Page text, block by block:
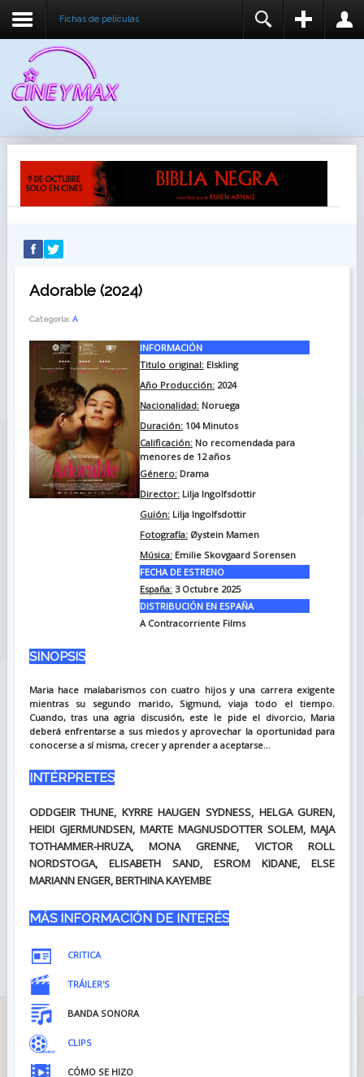
Fichas de peliculas
RECUÉRDEME
IDENTIFICARSE
REGISTER
Adorable (2024)
Categoría: A
INFORMACIÓN
Titulo original:Elskling
Año Producción:2024
Nacionalidad:Noruega
Duración:104 Minutos
Calificación:No recomendada para
menores de 12 años
Género:Drama
Director:Lilja Ingolfsdottir
Guión:Lilja Ingolfsdottir
Fotografía:Øystein Mamen
Música:Emilie Skovgaard Sorensen
FECHA DE ESTRENO
España:3 Octubre 2025
DISTRIBUCIÓN EN ESPAÑA
A Contracorriente Films
SINOPSIS
Maria hace malabarismos con cuatro hijos y una carrera exigente
mientras su segundo marido, Sigmund, viaja todo el tiempo.
Cuando, tras una agria discusión, este le pide el divorcio, Maria
deberá enfrentarse a sus miedos y aprovechar la oportunidad para
conocerse a sí misma, crecer y aprender a aceptarse...
INTÉRPRETES
ODDGEIR THUNE, KYRRE HAUGEN SYDNESS, HELGA GUREN,
HEIDI GJERMUNDSEN, MARTE MAGNUSDOTTER SOLEM, MAJA
TOTHAMMER-HRUZA, MONA GRENNE, VICTOR ROLL
NORDSTOGA, ELISABETH SAND, ESROM KIDANE, ELSE
MARIANN ENGER, BERTHINA KAYEMBE
MÁS INFORMACIÓN DE INTERÉS
CRITICA
TRÁILER'S
BANDA SONORA
CLIPS
CÓMO SE HIZO